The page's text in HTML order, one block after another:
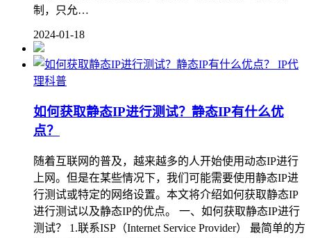
制，只允…
2024-01-18
IP代
理科普
如何获取静态IP进行测试？静态IP有什么优
点？
随着互联网的普及，越来越多的人开始使用动态IP进行
上网。但是在某些情况下，我们可能需要使用静态IP进
行测试或特定的网络设置。本文将介绍如何获取静态IP
进行测试以及静态IP的优点。 一、如何获取静态IP进行
测试？ 1.联系ISP（Internet Service Provider） 最简单的方